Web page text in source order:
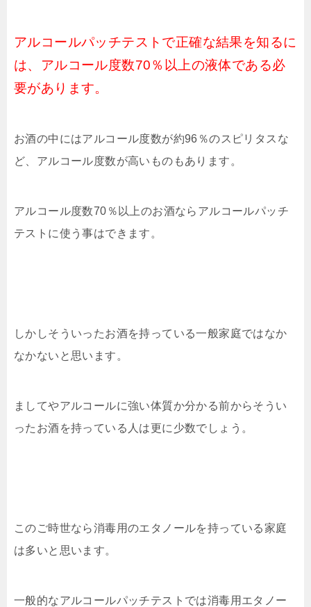
アルコールパッチテストで正確な結果を知るに
は、アルコール度数70％以上の液体である必
要があります。
お酒の中にはアルコール度数が約96％のスピリタスな
ど、アルコール度数が高いものもあります。
アルコール度数70％以上のお酒ならアルコールパッチ
テストに使う事はできます。
しかしそういったお酒を持っている一般家庭ではなか
なかないと思います。
ましてやアルコールに強い体質か分かる前からそうい
ったお酒を持っている人は更に少数でしょう。
このご時世なら消毒用のエタノールを持っている家庭
は多いと思います。
一般的なアルコールパッチテストでは消毒用エタノー